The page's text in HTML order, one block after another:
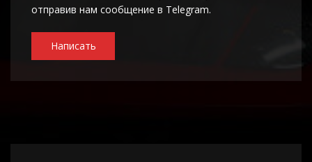
отправив нам сообщение в Telegram.
Написать